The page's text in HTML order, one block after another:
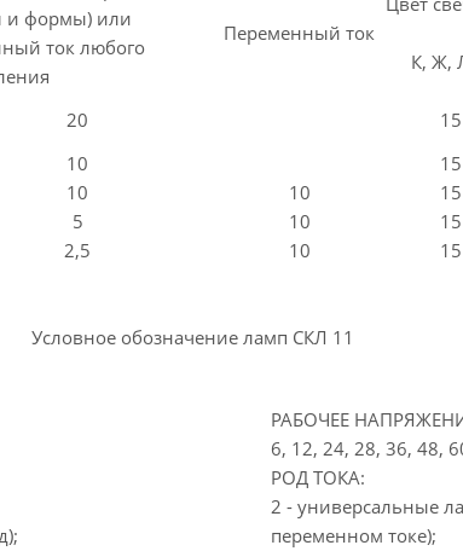
и формы) или
ток любого
Переменный ток
К, Ж,
20 15
10 15
10 10 15
5 10 15
2,5 10 15
Условное обозначение ламп СКЛ 11
РАБОЧЕЕ
6, 12, 24, 28, 36, 48,
РОД ТОКА:
2 - универсальные
переменном токе);